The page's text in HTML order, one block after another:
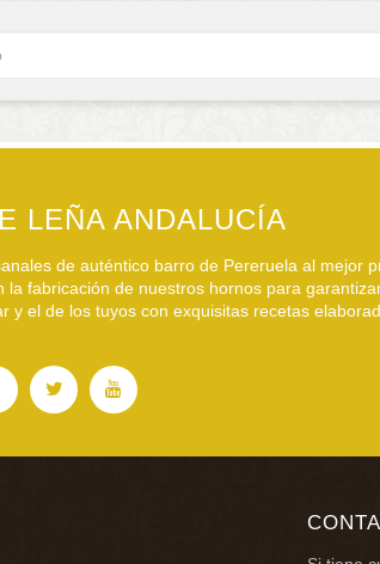
LEÑA ANDALUCÍA
de auténtico barro de Pereruela al mejor
fabricación de nuestros hornos para
el de los tuyos con exquisitas recetas